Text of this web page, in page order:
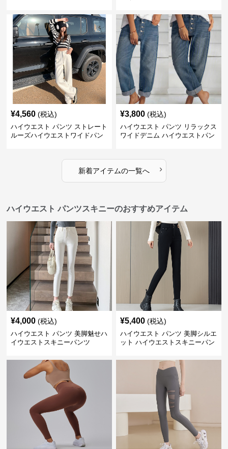
¥4,560 (税込)
ハイウエスト パンツ ストレート
ルーズハイウエストワイドパン
¥3,800 (税込)
ハイウエスト パンツ リラックス
ワイドデニム ハイウエストパン
新着アイテムの一覧へ ›
ハイウエスト パンツスキニーのおすすめアイテム
¥4,000 (税込)
ハイウエスト パンツ 美脚魅せハ
イウエストスキニーパンツ
¥5,400 (税込)
ハイウエスト パンツ 美脚シルエ
ット ハイウエストスキニーパン